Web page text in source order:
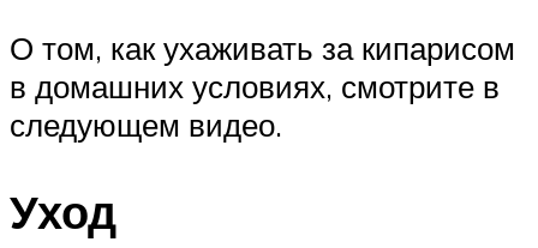
О том, как ухаживать за кипарисом
в домашних условиях, смотрите в
следующем видео.
Уход